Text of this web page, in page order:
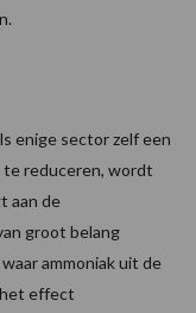
enige sector zelf een
reduceren, wordt
aan de
groot belang
ammoniak uit de
effect